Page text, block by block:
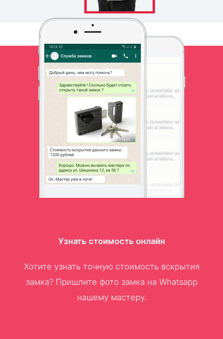
Узнать стоимость онлайн
Хотите узнать точную стоимость вскрытия
замка? Пришлите фото замка на Whatsapp
нашему мастеру.